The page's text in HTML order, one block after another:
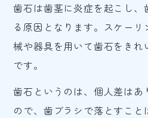
歯石は歯茎に炎症を起こし
る原因となります。スケー
械や器具を用いて歯石をき
です。
歯石というのは、個人差はあ
ので、歯ブラシで落とすこ